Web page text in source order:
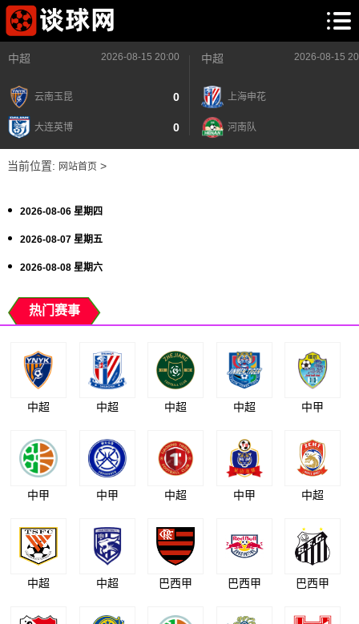
中超 2026-08-15 20:00
云南玉昆 0
大连英博 0
中超 2026-08-15
上海申花
河南队
当前位置: 网站首页>
2026-08-06 星期四
2026-08-07 星期五
2026-08-08 星期六
热门赛事
中超 中超 中超 中超 中甲
中甲 中甲 中超 中甲 中超
中超 中超 巴西甲 巴西甲 巴西甲